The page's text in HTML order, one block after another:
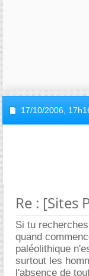
17/10/2006,
Re : [Sites
Si tu
quand
paléolithique
surtout les
l'absence de